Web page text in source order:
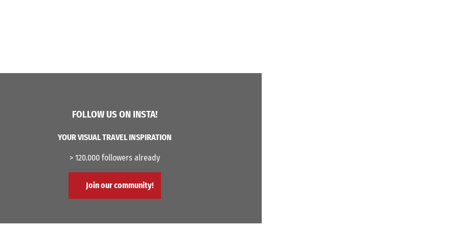
FOLLOW US ON INSTA!
YOUR VISUAL TRAVEL INSPIRATION
> 120.000 followers already
Join our community!